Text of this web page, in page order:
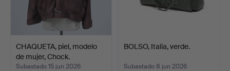
CHAQUETA, piel, modelo
de mujer, Chock.
Subastado 15 jun 2026
BOLSO, Italia, verde.
Subastado 8 jun 2026